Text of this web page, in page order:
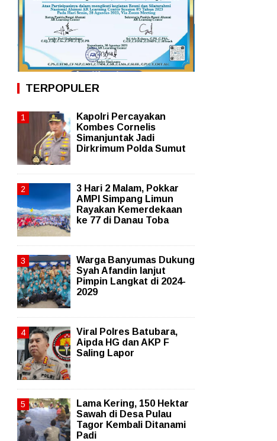
TERPOPULER
Kapolri Percayakan
Kombes Cornelis
Simanjuntak Jadi
Dirkrimum Polda Sumut
3 Hari 2 Malam, Pokkar
AMPI Simpang Limun
Rayakan Kemerdekaan
ke 77 di Danau Toba
Warga Banyumas Dukung
Syah Afandin lanjut
Pimpin Langkat di 2024-
2029
Viral Polres Batubara,
Aipda HG dan AKP F
Saling Lapor
Lama Kering, 150 Hektar
Sawah di Desa Pulau
Tagor Kembali Ditanami
Padi